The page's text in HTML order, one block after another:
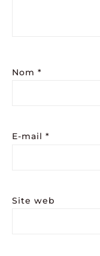
Nom *
E-mail *
Site web